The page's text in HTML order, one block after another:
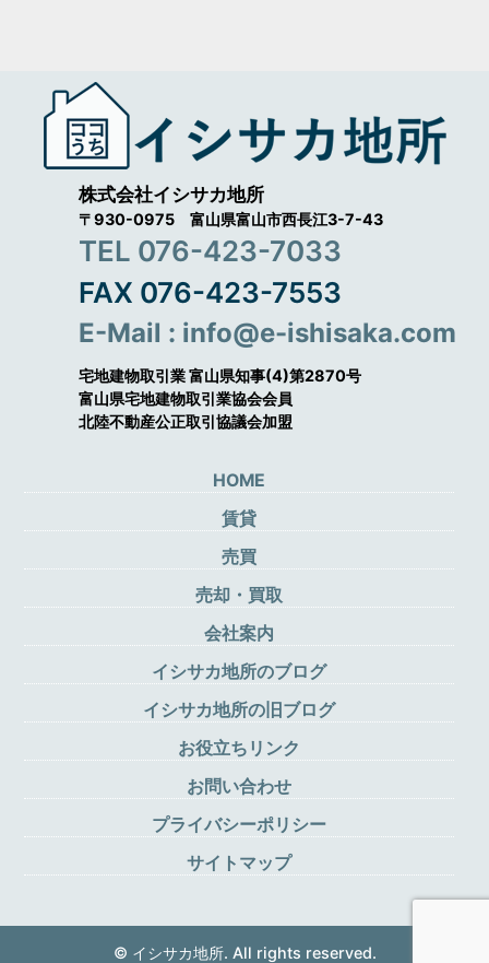
株式会社イシサカ地所
〒930-0975 富山県富山市西長江3-7-43
TEL 076-423-7033
FAX 076-423-7553
E-Mail : info@e-ishisaka.com
宅地建物取引業 富山県知事(4)第2870号
富山県宅地建物取引業協会会員
北陸不動産公正取引協議会加盟
HOME
賃貸
売買
売却・買取
会社案内
イシサカ地所のブログ
イシサカ地所の旧ブログ
お役立ちリンク
お問い合わせ
プライバシーポリシー
サイトマップ
© イシサカ地所. All rights reserved.